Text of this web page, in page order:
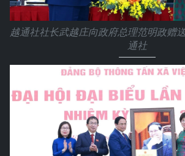
越通社社长武越庄向政府总理范明政赠
通社